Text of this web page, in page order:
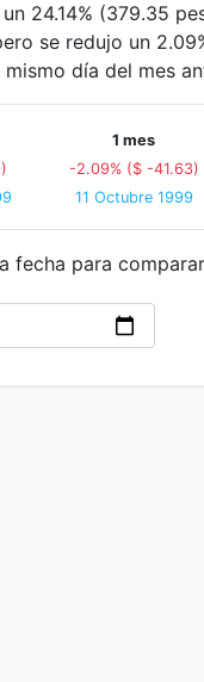
24.14% (379.35
se redujo un
día del mes
1 mes
-2.09% ($ -41.63)
11 Octubre 1999
fecha para comparar